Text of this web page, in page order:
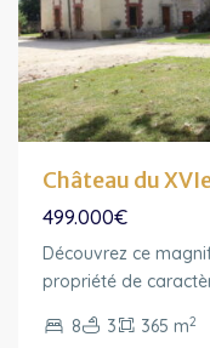
Château du
499.000€
Découvrez ce
propriété de
8 3 365 m2
Ile-
France,